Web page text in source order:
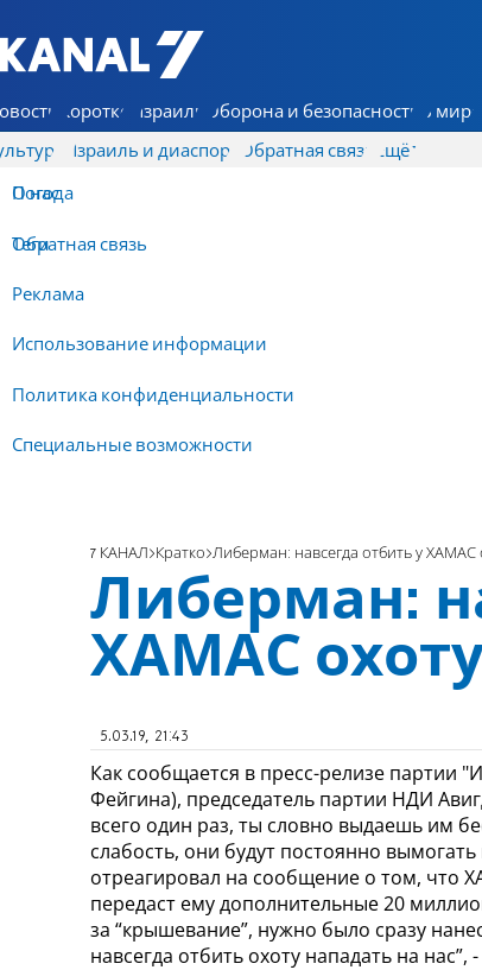
7 КАНАЛ - Аруц Шева
Коротко Израиль Оборона и безопасность В мире
Израиль и диаспора Обратная связь
О нас
Обратная связь
Реклама
Использование информации
Политика конфиденциальности
Специальные возможности
Ещё
Погода
Теги
7 КАНАЛ Кратко Либерман: навсегда отбить у ХАМАС
Либерман:
ХАМАС
5.03.19, 21:43
Как сообщается в пресс-релизе партии
Фейгина), председатель партии НДИ
всего один раз, ты словно выдаешь им
слабость, они будут постоянно
отреагировал на сообщение о том, что
передаст ему дополнительные 20
за “крышевание”, нужно было сразу
навсегда отбить охоту нападать на нас”,